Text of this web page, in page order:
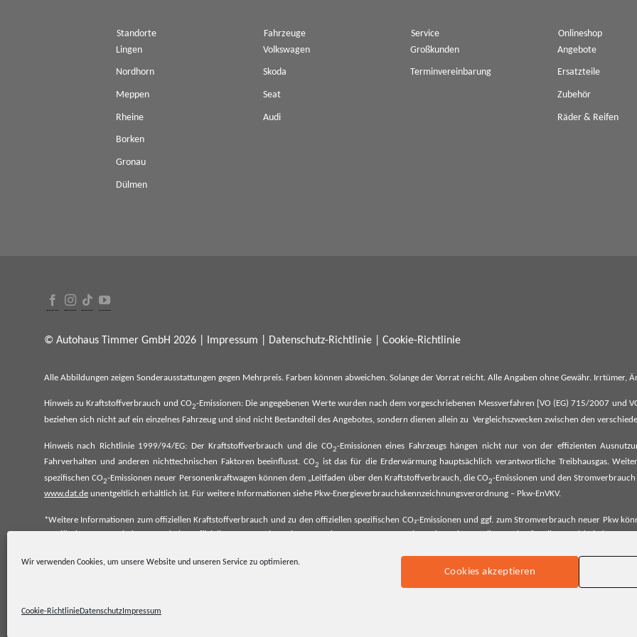
Wir verwenden Cookies, um unsere Website und unseren Service zu optimieren.
Cookies akzeptieren
Cookie-RichtlinieDatenschutzImpressum
Standorte
Lingen
Nordhorn
Meppen
Rheine
Borken
Gronau
Dülmen
Fahrzeuge
Volkswagen
Skoda
Seat
Audi
Service
Großkunden
Terminvereinbarung
Onlineshop
Angebote
Ersatzteile
Zubehör
Räder & Reifen
© Autohaus Timmer GmbH 2026 | Impressum Datenschutz-Richtlinie Cookie-Richtlinie
Alle Abbildungen zeigen Sonderausstattungen gegen Mehrpreis. Farben können abweichen. Solange der Vorrat reicht. Alle Angaben ohne Gewähr. Irrtümer,
Hinweis zu Kraftstoffverbrauch und CO2-Emissionen: Die angegebenen Werte wurden nach dem vorgeschriebenen Messverfahren [VO (EG) 715/2007 und
beziehen sich nicht auf ein einzelnes Fahrzeug und sind nicht Bestandteil des Angebotes, sondern dienen allein zu Vergleichszwecken zwischen den
Hinweis nach Richtlinie 1999/94/EG: Der Kraftstoffverbrauch und die CO2-Emissionen eines Fahrzeugs hängen nicht nur von der effizienten
Fahrverhalten und anderen nichttechnischen Faktoren beeinflusst. CO2
ist das für die Erderwärmung hauptsächlich verantwortliche Treibhausgas.
spezifischen CO2-Emissionen neuer Personenkraftwagen können dem „Leitfaden über den Kraftstoffverbrauch, die CO2-Emissionen und den
www.dat.de unentgeltlich erhältlich ist. Für weitere Informationen siehe Pkw-Energieverbrauchskennzeichnungsverordnung – Pkw-EnVKV.
*Weitere Informationen zum offiziellen Kraftstoffverbrauch und zu den offiziellen spezifischen CO₂-Emissionen und ggf. zum Stromverbrauch neuer Pkw
spezifischen CO₂-Emissionen und den offiziellen Stromverbrauch neuer Pkw entnommen werden. Dieser ist an allen Verkaufsstellen und bei der